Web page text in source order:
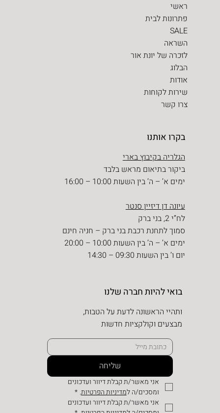
בקרו אותנו
הגלריה בקיבוץ בארי
ביקור בתיאום מראש בלבד
ימים א’ – ה’ בין השעות 10:00 – 16:00
עיונה דן דיזיין סנטר
לח”י 2, בני ברק
סמוך לתחנת רכבת בני ברק – חניה חינם
ימים א’ – ה’ בין השעות 10:00 – 20:00
יום ו’ בין השעות 09:30 – 14:30
ראשי
פתרונות לבית
SALE
השראה
לזכרה של יונת אור
הבלוג
אודות
שירות לקוחות
צרו קשר
בואי להיות חברה שלנו
ותהיי הראשונה לדעת על הטבות,
מבצעים וקולקציות חדשות
שליחה
ומסכים/ה למדיניות הפרטיות.
*